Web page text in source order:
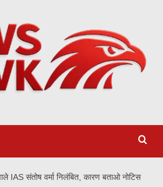
IAS संतोष वर्मा निलंबित, कारण बताओ नोटिस